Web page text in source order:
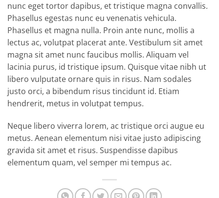
nunc eget tortor dapibus, et tristique magna convallis.
Phasellus egestas nunc eu venenatis vehicula.
Phasellus et magna nulla. Proin ante nunc, mollis a
lectus ac, volutpat placerat ante. Vestibulum sit amet
magna sit amet nunc faucibus mollis. Aliquam vel
lacinia purus, id tristique ipsum. Quisque vitae nibh ut
libero vulputate ornare quis in risus. Nam sodales
justo orci, a bibendum risus tincidunt id. Etiam
hendrerit, metus in volutpat tempus.
Neque libero viverra lorem, ac tristique orci augue eu
metus. Aenean elementum nisi vitae justo adipiscing
gravida sit amet et risus. Suspendisse dapibus
elementum quam, vel semper mi tempus ac.